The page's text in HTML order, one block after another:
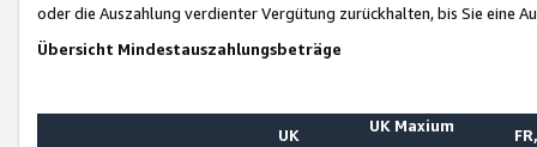
oder die Auszahlung verdienter Vergütung zurückhalten, bis Sie
Übersicht Mindestauszahlungsbeträge
UK
UK Maxium